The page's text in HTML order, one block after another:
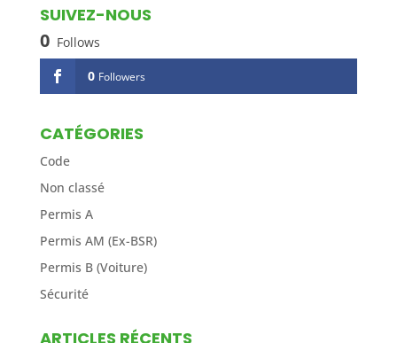
SUIVEZ-NOUS
0 Follows
0 Followers
CATÉGORIES
Code
Non classé
Permis A
Permis AM (Ex-BSR)
Permis B (Voiture)
Sécurité
ARTICLES RÉCENTS